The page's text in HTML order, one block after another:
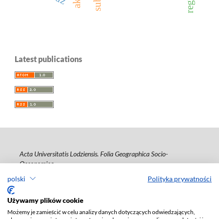
polski Polityka prywatności
Używamy plików cookie
Możemy je zamieścić w celu analizy danych dotyczących odwiedzających,
Latest publications
Acta Universitatis Lodziensis. Folia Geographica Socio-
Oeconomica
ISSN: 1508-1117
Deklaracja dostępności